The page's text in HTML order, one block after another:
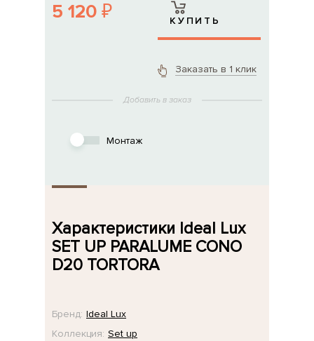
5 120 ₽ КУПИТЬ
Заказать в 1 клик
Добавить в заказ
Монтаж
Характеристики Ideal Lux
SET UP PARALUME CONO
D20 TORTORA
Бренд: Ideal Lux
Коллекция: Set up